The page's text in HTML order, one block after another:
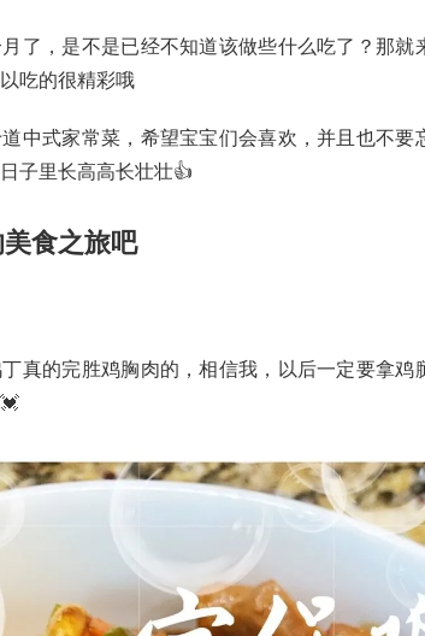
了，是不是已经不知道该做些什么吃了？那就
吃的很精彩哦
中式家常菜，希望宝宝们会喜欢，并且也不要
子里长高高长壮壮👍
食之旅吧
真的完胜鸡胸肉的，相信我，以后一定要拿鸡